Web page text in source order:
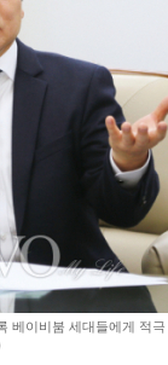
베이비붐 세대들에게 적